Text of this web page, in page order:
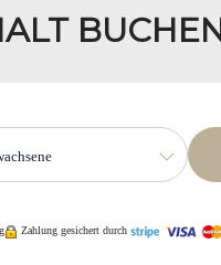
Zahlung gesichert durch